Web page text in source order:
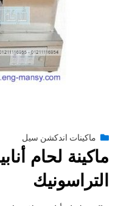
byengmansyPostedأغسطس 27, 2020
ماكينات اندكشن سيل
ماكينة لحام
التراسونيك